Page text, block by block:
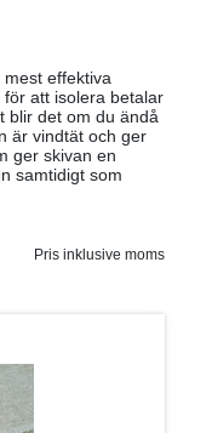
effektiva
att isolera betalar
blir det om du ändå
är vindtät och ger
ger skivan en
samtidigt som
Pris inklusive moms